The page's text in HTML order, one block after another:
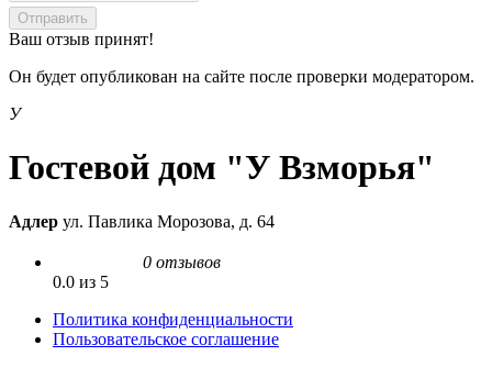
Отправить
Ваш отзыв принят!
Он будет опубликован на сайте после проверки модератором.
У
Гостевой дом "У Взморья"
Адлер ул. Павлика Морозова, д. 64
0 отзывов
0.0 из 5
Политика конфиденциальности
Пользовательское соглашение